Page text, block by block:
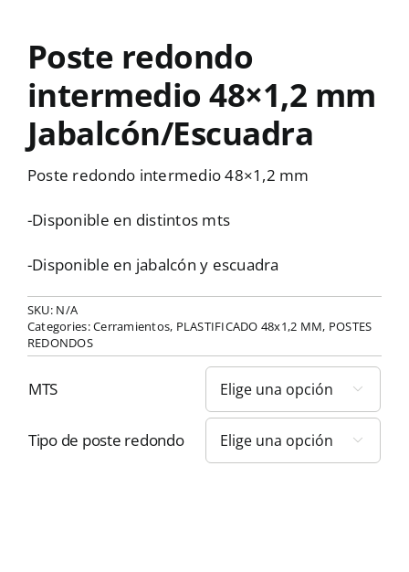
Poste redondo
intermedio 48×1,2 mm
Jabalcón/Escuadra
Poste redondo intermedio 48×1,2 mm
-Disponible en distintos mts
-Disponible en jabalcón y escuadra
SKU: N/A
Categories:Cerramientos, PLASTIFICADO 48x1,2 MM, POSTES
REDONDOS
MTS 
Tipo de poste redondo 